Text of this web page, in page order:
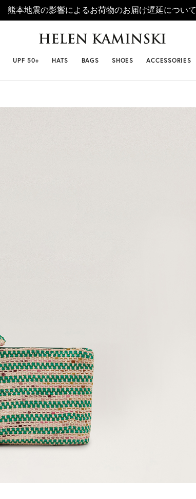
熊本地震の影響によるお荷物のお届け遅延について
#ビベット #キャップ #ビアンカ
UPF 50+ HATS BAGS SHOES ACCESSORIES